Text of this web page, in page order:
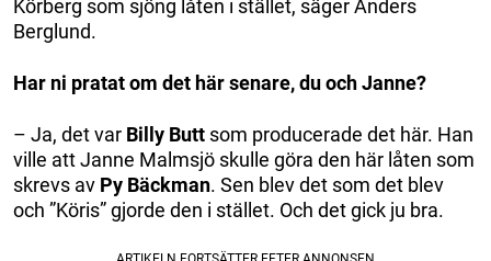
Körberg som sjöng låten i stället, säger Anders
Berglund.
Har ni pratat om det här senare, du och Janne?
– Ja, det var Billy Butt som producerade det här. Han
ville att Janne Malmsjö skulle göra den här låten som
skrevs av Py Bäckman. Sen blev det som det blev
och ”Köris” gjorde den i stället. Och det gick ju bra.